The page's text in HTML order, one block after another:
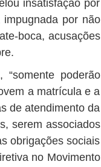
insatisfação por
por não
boca, acusações
poderão
a matrícula e a
de atendimento da
serem associados
obrigações sociais
no Movimento